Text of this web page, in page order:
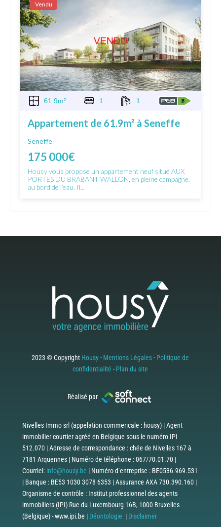
Vendu
61.9m² 1 1
Appartement de 61.9m² à Seneffe
Seneffe
175 000€
Housy vous propose un appartement neuf situé AUX
PORTES DU BRABANT WALLON, en pleine campagne,
au bord de l’eau. Il...
2023 © Copyright Housy-Mentions Légales-Politique de
confidentialité -Plan du site
Réalisé par
Nivelles Immo srl (appelation commericale : housy) | Agent
immobilier courtier agréé en Belgique sous le numéro IPI
512.070 | Adresse de correspondance : chée de Nivelles 167 à
7181 Arquennes | Numéro de téléphone : 067/70.01.70 |
Courriel: info@housy.be | Numéro d’entreprise : BE0536.969.531
| Banque : BE53 1030 3078 6353 | Assurance AXA 730.390.160 |
Organisme de contrôle : Institut professionnel des agents
immobiliers (IPI) Rue du Luxembourg 16B, 1000 Bruxelles
(Belgique) - www.ipi.be | Déontologie | Disclaimer